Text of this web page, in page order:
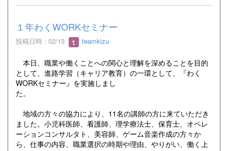
１年わくWORKセミナー
投稿日時 : 02/13 teamkizu
本日、職業や働くことへの関心と理解を深めることを目的
として、進路学習（キャリア教育）の一環として、『わく
WORKセミナー』を実施しまし
た。
地域の方々の協力により、11名の講師の方に来ていただき
ました。小児科医師、看護師、理学療法士、保育士、オペレ
ーションコンサルタト、美容師、ゲーム音楽作成の方々か
ら、仕事の内容、職業選択の時期や理由、やりがい、働く上